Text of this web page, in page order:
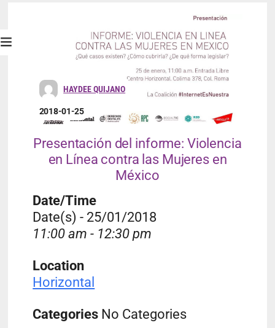
HAYDEE QUIJANO
2018-01-25
Presentación del informe: Violencia
en Línea contra las Mujeres en
México
Date/Time
Date(s) - 25/01/2018
11:00 am - 12:30 pm
Location
Horizontal
Categories No Categories